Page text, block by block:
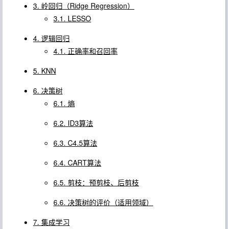
3. 岭回归（Ridge Regression）
3.1. LESSO
4. 逻辑回归
4.1. 正确率和召回率
5. KNN
6. 决策树
6.1. 熵
6.2. ID3算法
6.3. C4.5算法
6.4. CART算法
6.5. 剪枝：预剪枝、后剪枝
6.6. 决策树的评价（适用领域）
7. 集成学习